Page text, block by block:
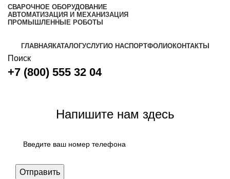
СВАРОЧНОЕ ОБОРУДОВАНИЕ
АВТОМАТИЗАЦИЯ И МЕХАНИЗАЦИЯ
ПРОМЫШЛЕННЫЕ РОБОТЫ
ГЛАВНАЯ КАТАЛОГУСЛУГИО НАСПОРТФОЛИОКОНТАКТЫ
Поиск
+7 (800) 555 32 04
Напишите нам здесь